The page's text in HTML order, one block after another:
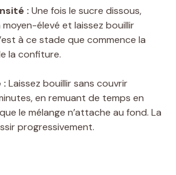
y
V
i
d
: Une fois le sucre dissous,
élevé et laissez bouillir
à ce stade que commence la
la confiture.
: Laissez bouillir sans couvrir
en remuant de temps en
le mélange n’attache au fond. La
progressivement.